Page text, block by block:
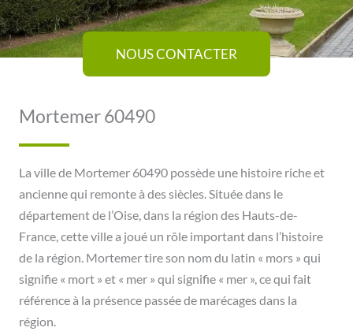
NOUS CONTACTER
Mortemer 60490
La ville de Mortemer 60490 possède une histoire riche et
ancienne qui remonte à des siècles. Située dans le
département de l’Oise, dans la région des Hauts-de-
France, cette ville a joué un rôle important dans l’histoire
de la région. Mortemer tire son nom du latin « mors » qui
signifie « mort » et « mer » qui signifie « mer », ce qui fait
référence à la présence passée de marécages dans la
région.